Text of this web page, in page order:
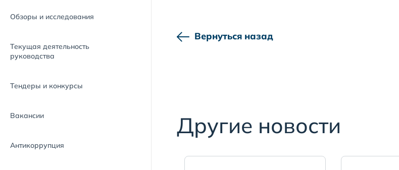
Обзоры и исследования
Текущая деятельность
руководства
Тендеры и конкурсы
Вакансии
Антикоррупция
Вернуться назад
Другие новости